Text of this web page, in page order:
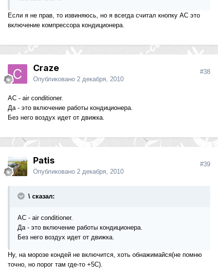
Если я не прав, то извиняюсь, но я всегда считал кнопку АС это
включение компрессора кондиционера.
Craze
Опубликовано 2 декабря, 2010
#38
АС - air conditioner.
Да - это включение работы кондиционера.
Без него воздух идет от движка.
Patis
Опубликовано 2 декабря, 2010
#39
\ сказал:
АС - air conditioner.
Да - это включение работы кондиционера.
Без него воздух идет от движка.
Ну, на морозе кондей не включится, хоть обнажимайся(не помню
точно, но порог там где-то +5С).